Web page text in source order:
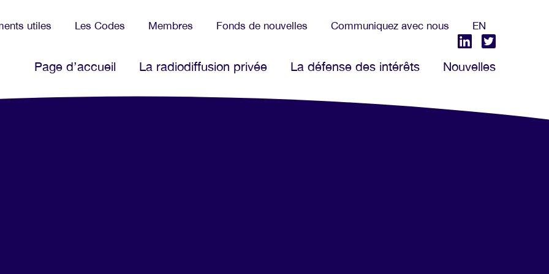
utiles Les Codes Membres Fonds de nouvelles Communiquez avec nous EN
Page d’accueil La radiodiffusion privée La défense des intérêts Nouvelles